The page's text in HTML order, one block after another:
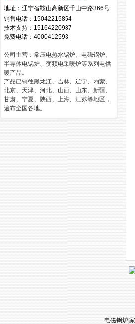
地址：辽宁省鞍山高新区千山中路366号
销售电话： 15042215854
技术支持：15164220987
免费电话：4000412593
公司主营：常压电热水锅炉、电磁锅炉、
半导体电锅炉、变频电采暖炉等系列电供
暖产品。
产品已销往黑龙江、吉林、辽宁、内蒙、
北京、天津、河北、山西、山东、新疆、
甘肃、宁夏、陕西、上海、江苏等地区，
遍布全国各地。
电磁锅炉|